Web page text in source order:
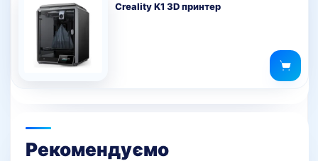
сторінці
Creality K1 3D принтер
Рекомендуємо